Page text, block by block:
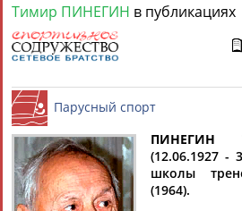
8 августа
СПОРТСМЕНЫ, ТРЕНЕРЫ И
Найдено: 1персона
Тимир ПИНЕГИН в публикациях
Парусный спорт
ПИНЕГИН
(12.06.1927 -
школы
(1964).